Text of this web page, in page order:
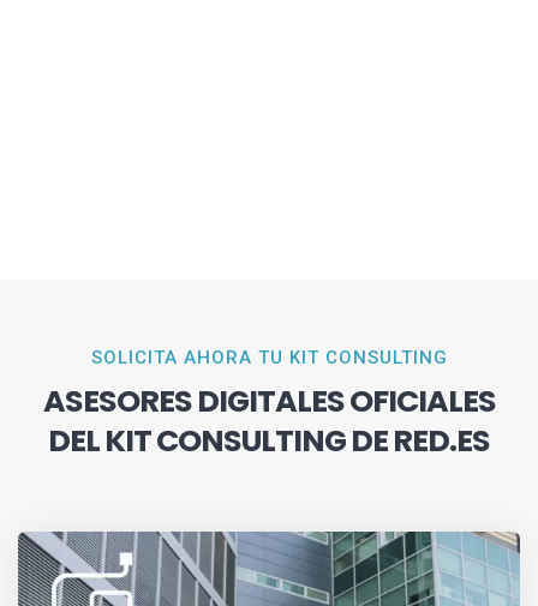
SOLICITA AHORA TU KIT CONSULTING
ASESORES DIGITALES OFICIALES
DEL KIT CONSULTING DE RED.ES